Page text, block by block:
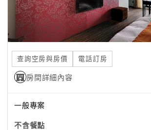
劃
商
品
宣
傳
查詢空房與房價 電話訂房
房間詳細內容
一般專案
不含餐點